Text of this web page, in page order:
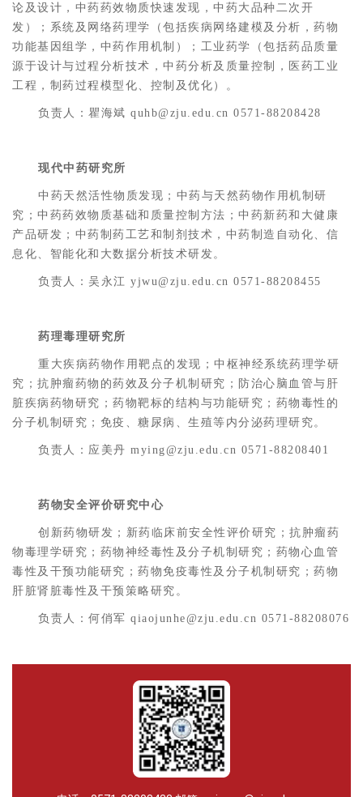
论及设计，中药药效物质快速发现，中药大品种二次开
发）；系统及网络药理学（包括疾病网络建模及分析，药物
功能基因组学，中药作用机制）；工业药学（包括药品质量
源于设计与过程分析技术，中药分析及质量控制，医药工业
工程，制药过程模型化、控制及优化）。
负责人：瞿海斌 quhb@zju.edu.cn 0571-88208428
现代中药研究所
中药天然活性物质发现；中药与天然药物作用机制研
究；中药药效物质基础和质量控制方法；中药新药和大健康
产品研发；中药制药工艺和制剂技术，中药制造自动化、信
息化、智能化和大数据分析技术研发。
负责人：吴永江 yjwu@zju.edu.cn 0571-88208455
药理毒理研究所
重大疾病药物作用靶点的发现；中枢神经系统药理学研
究；抗肿瘤药物的药效及分子机制研究；防治心脑血管与肝
脏疾病药物研究；药物靶标的结构与功能研究；药物毒性的
分子机制研究；免疫、糖尿病、生殖等内分泌药理研究。
负责人：应美丹 mying@zju.edu.cn 0571-88208401
药物安全评价研究中心
创新药物研发；新药临床前安全性评价研究；抗肿瘤药
物毒理学研究；药物神经毒性及分子机制研究；药物心血管
毒性及干预功能研究；药物免疫毒性及分子机制研究；药物
肝脏肾脏毒性及干预策略研究。
负责人：何俏军 qiaojunhe@zju.edu.cn 0571-88208076